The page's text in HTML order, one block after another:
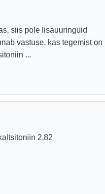
siis pole lisauuringuid
vastuse, kas tegemist on
...
2,82